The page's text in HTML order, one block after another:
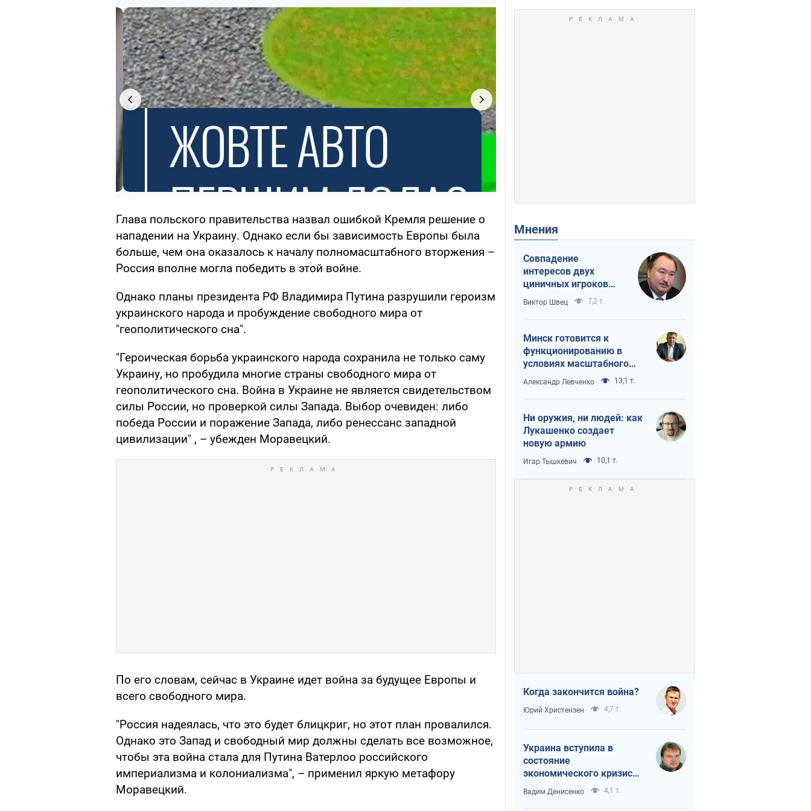
Глава польского правительства назвал ошибкой Кремля решение о
нападении на Украину. Однако если бы зависимость Европы была
больше, чем она оказалось к началу полномасштабного вторжения –
Россия вполне могла победить в этой войне.
Однако планы президента РФ Владимира Путина разрушили героизм
украинского народа и пробуждение свободного мира от
"геополитического сна".
"Героическая борьба украинского народа сохранила не только саму
Украину, но пробудила многие страны свободного мира от
геополитического сна. Война в Украине не является свидетельством
силы России, но проверкой силы Запада. Выбор очевиден: либо
победа России и поражение Запада, либо ренессанс западной
цивилизации" , – убежден Моравецкий.
По его словам, сейчас в Украине идет война за будущее Европы и
всего свободного мира.
"Россия надеялась, что это будет блицкриг, но этот план провалился.
Однако это Запад и свободный мир должны сделать все возможное,
чтобы эта война стала для Путина Ватерлоо российского
империализма и колониализма", – применил яркую метафору
Моравецкий.
Мнения
Совпадение
интересов двух
циничных игроков
или тайный план
Трампа и Путина?
Виктор Швец 7,2 т.
Минск готовится к
функционированию в
условиях масштабного
военного кризиса
Александр Левченко 13,1 т.
Ни оружия, ни людей: как
Лукашенко создает
новую армию
Игар Тышкевич 10,1 т.
Когда закончится война?
Юрий Христензен 4,7 т.
Украина вступила в
состояние
экономического кризиса.
Есть ли свет в конце
туннеля?
Вадим Денисенко 4,1 т.